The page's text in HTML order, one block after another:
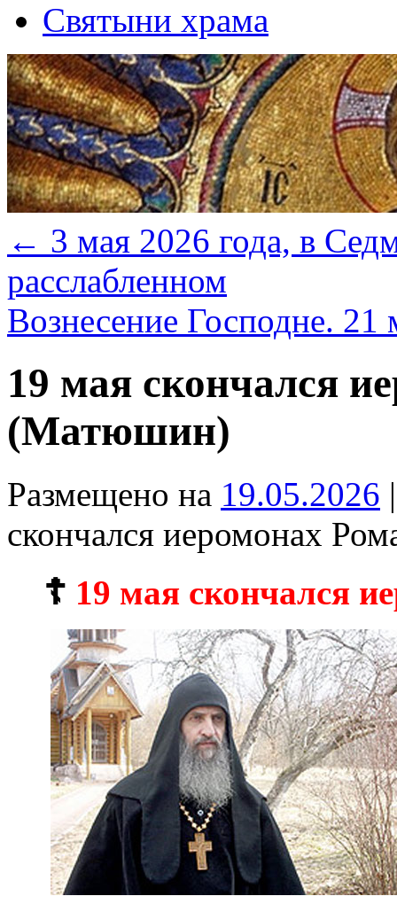
Святыни храма
← 3 мая 2026 года, в
расслабленном
Вознесение Господне.
19 мая скончался
(Матюшин)
Размещено на 19.05.2026 |
скончался иеромонах
☦ 19 мая скончался